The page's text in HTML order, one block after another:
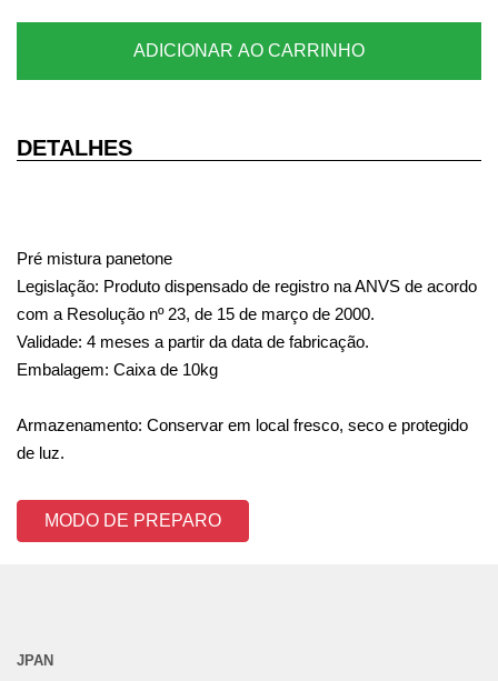
ADICIONAR AO CARRINHO
DETALHES
Pré mistura panetone
Legislação: Produto dispensado de registro na ANVS de acordo
com a Resolução nº 23, de 15 de março de 2000.
Validade: 4 meses a partir da data de fabricação.
Embalagem: Caixa de 10kg
Armazenamento: Conservar em local fresco, seco e protegido
de luz.
MODO DE PREPARO
JPAN